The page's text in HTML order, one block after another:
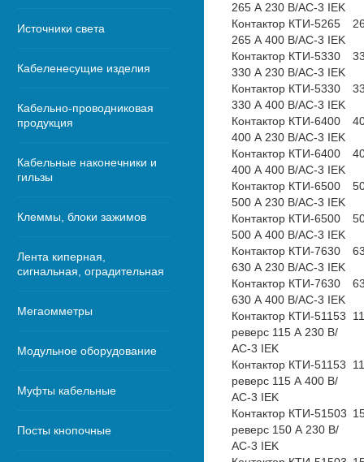
Источники света
Кабеленесущие изделия
Кабельно-проводниковая
продукция
Кабельные наконечники и
гильзы
Клеммы, блоки зажимов
Лента киперная,
сигнальная, оградительная
Мегаомметры
Модульное оборудование
Муфты кабельные
Посты кнопочные
265 А 230 В/АС-3 IEK
Контактор КТИ-5265
265 А 400 В/АС-3 IEK
Контактор КТИ-5330
330 А 230 В/АС-3 IEK
Контактор КТИ-5330
330 А 400 В/АС-3 IEK
Контактор КТИ-6400
400 А 230 В/АС-3 IEK
Контактор КТИ-6400
400 А 400 В/АС-3 IEK
Контактор КТИ-6500
500 А 230 В/АС-3 IEK
Контактор КТИ-6500
500 А 400 В/АС-3 IEK
Контактор КТИ-7630
630 А 230 В/АС-3 IEK
Контактор КТИ-7630
630 А 400 В/АС-3 IEK
Контактор КТИ-51153
реверс 115 А 230 В/
АС-3 IEK
Контактор КТИ-51153
реверс 115 А 400 В/
АС-3 IEK
Контактор КТИ-51503
реверс 150 А 230 В/
АС-3 IEK